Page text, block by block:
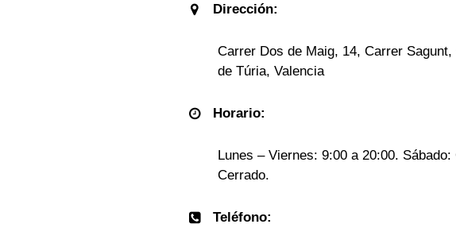
Dirección:
Carrer Dos de Maig, 14, Carrer
de Túria, Valencia
Horario:
Lunes – Viernes: 9:00 a 20:00.
Cerrado.
Teléfono: